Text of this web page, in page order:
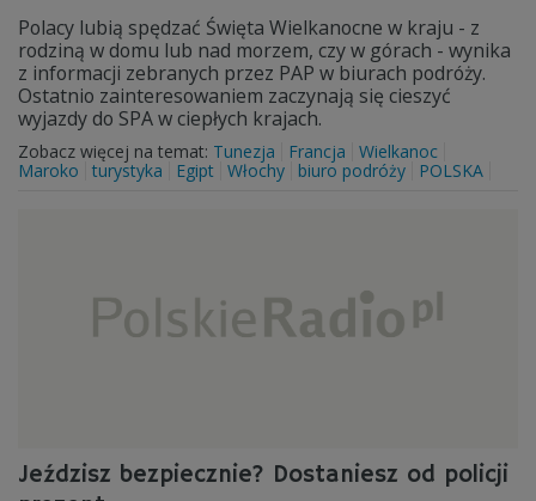
Polacy lubią spędzać Święta Wielkanocne w kraju - z
rodziną w domu lub nad morzem, czy w górach - wynika
z informacji zebranych przez PAP w biurach podróży.
Ostatnio zainteresowaniem zaczynają się cieszyć
wyjazdy do SPA w ciepłych krajach.
Zobacz więcej na temat: Tunezja Francja
Wielkanoc
Maroko
turystyka Egipt Włochy biuro podróży POLSKA
Jeździsz bezpiecznie? Dostaniesz od policji